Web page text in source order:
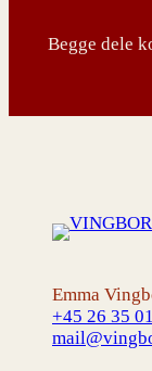
Begge dele
Emma
+45 26 35